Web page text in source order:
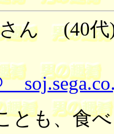
さん (40
とも、食